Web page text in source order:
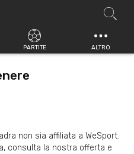
PARTITE ALTRO
non sia affiliata a WeSport.
consulta la nostra offerta e